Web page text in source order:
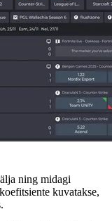
ning midagi
kuvatakse,